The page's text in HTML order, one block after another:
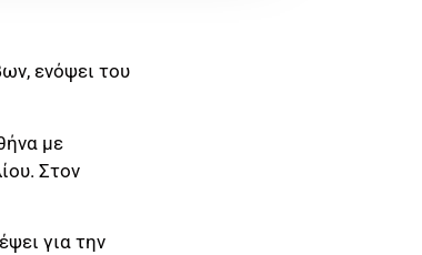
ενόψει του
με
Στον
για την